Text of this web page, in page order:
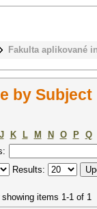
Fakulta aplikované
by
J K L M N O P
Q
Results:
showing items 1-1 of 1